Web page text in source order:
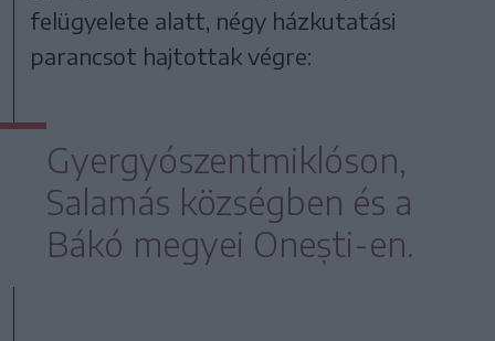
felügyelete alatt, négy házkutatási
parancsot hajtottak végre:
Gyergyószentmiklóson,
Salamás községben és a
Bákó megyei Onești-en.